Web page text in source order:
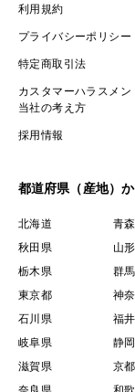
利用規約
プライバシーポリシー
特定商取引法
カスタマーハラスメン
当社の考え方
採用情報
都道府県（産地）
北海道 青
秋田県
山
栃木県
群
東京都
神
石川県
福
岐阜県
静
滋賀県
京